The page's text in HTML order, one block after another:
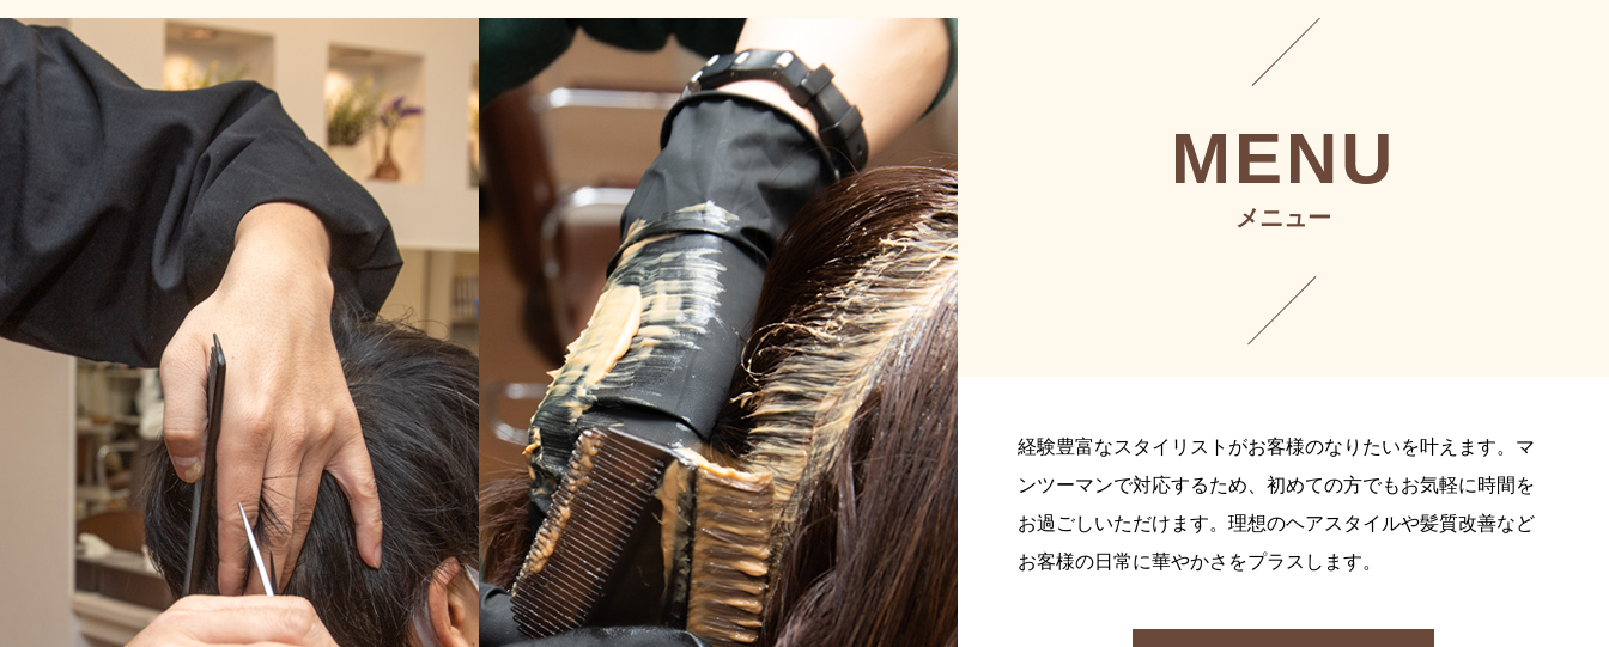
MENU
メニュー
経験豊富なスタイリストがお客様のなりたいを叶えます。マ
ンツーマンで対応するため、初めての方でもお気軽に時間を
お過ごしいただけます。理想のヘアスタイルや髪質改善など
お客様の日常に華やかさをプラスします。